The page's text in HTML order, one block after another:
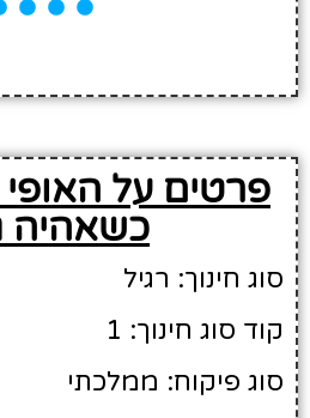
פרטים על האופי
כשאהיה
סוג חינוך: רגיל
קוד סוג חינוך: 1
סוג פיקוח: ממלכתי